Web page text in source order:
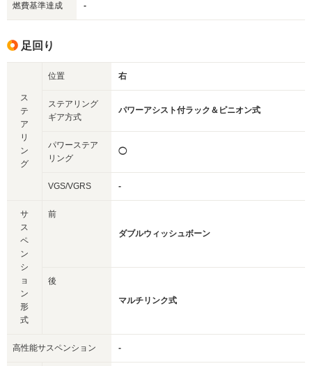
燃費基準達成 -
足回り
ス
テ
ア
リ
ン
グ
位置 右
ステアリング
ギア方式
パワーアシスト付ラック＆ピニオン式
パワーステア
リング
◯
VGS/VGRS -
サ
ス
ペ
ン
シ
ョ
ン
形
式
前
ダブルウィッシュボーン
後
マルチリンク式
高性能サスペンション -